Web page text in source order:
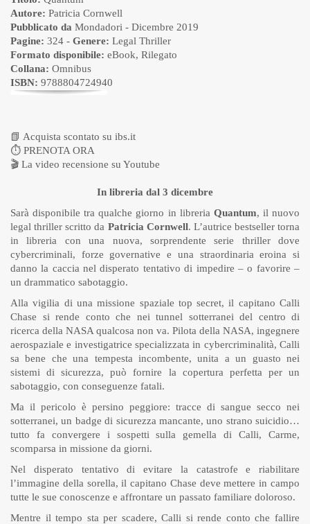
Autore: Patricia Cornwell
Pubblicato da Mondadori - Dicembre 2019
Pagine: 324 - Genere: Legal Thriller
Formato disponibile: eBook, Rilegato
Collana: Omnibus
ISBN: 9788804724940
📗 Acquista scontato su ibs.it
⏱ PRENOTA ORA
🎬 La video recensione su Youtube
In libreria dal 3 dicembre
Sarà disponibile tra qualche giorno in libreriaQuantum, il nuovo
legal thriller scritto da Patricia Cornwell. L’autrice bestseller torna
in libreria con una nuova, sorprendente serie thriller dove
cybercriminali, forze governative e una straordinaria eroina si
danno la caccia nel disperato tentativo di impedire – o favorire –
un drammatico sabotaggio.
Alla vigilia di una missione spaziale top secret, il capitano Calli
Chase si rende conto che nei tunnel sotterranei del centro di
ricerca della NASA qualcosa non va. Pilota della NASA, ingegnere
aerospaziale e investigatrice specializzata in cybercriminalità, Calli
sa bene che una tempesta incombente, unita a un guasto nei
sistemi di sicurezza, può fornire la copertura perfetta per un
sabotaggio, con conseguenze fatali.
Ma il pericolo è persino peggiore: tracce di sangue secco nei
sotterranei, un badge di sicurezza mancante, uno strano suicidio…
tutto fa convergere i sospetti sulla gemella di Calli, Carme,
scomparsa in missione da giorni.
Nel disperato tentativo di evitare la catastrofe e riabilitare
l’immagine della sorella, il capitano Chase deve mettere in campo
tutte le sue conoscenze e affrontare un passato familiare doloroso.
Mentre il tempo sta per scadere, Calli si rende conto che fallire